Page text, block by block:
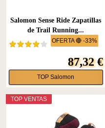
OFERTA 🔴 -33%
Salomon Sense Ride Zapatillas
de Trail Running...
87,32 €
TOP Salomon
TOP VENTAS